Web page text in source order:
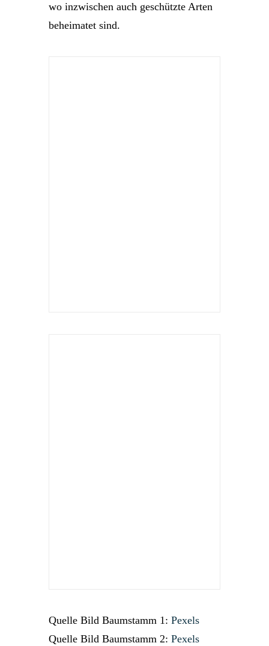
wo inzwischen auch geschützte Arten
beheimatet sind.
Quelle Bild Baumstamm 1: Pexels
Quelle Bild Baumstamm 2: Pexels